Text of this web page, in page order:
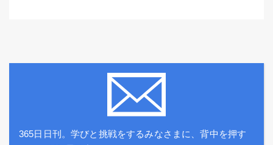
365日日刊。学びと挑戦をするみなさまに、背中を押す